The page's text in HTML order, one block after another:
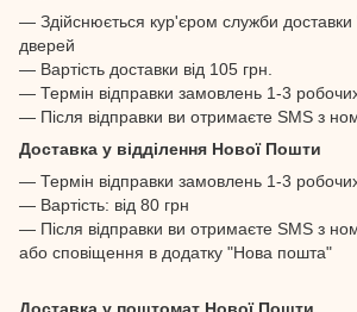
— Здійснюється кур'єром служби
дверей
— Вартість доставки від 105 грн.
— Термін відправки замовлень 1-3 робочих
— Після відправки ви отримаєте SMS з
Доставка у відділення Нової Пошти
— Термін відправки замовлень 1-3 робочих
— Вартість: від 80 грн
— Після відправки ви отримаєте SMS з
або сповіщення в додатку "Нова пошта"
Доставка у поштомат Нової Пошти